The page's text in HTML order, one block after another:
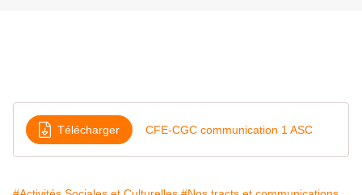
Télécharger CFE-CGC communication 1 ASC